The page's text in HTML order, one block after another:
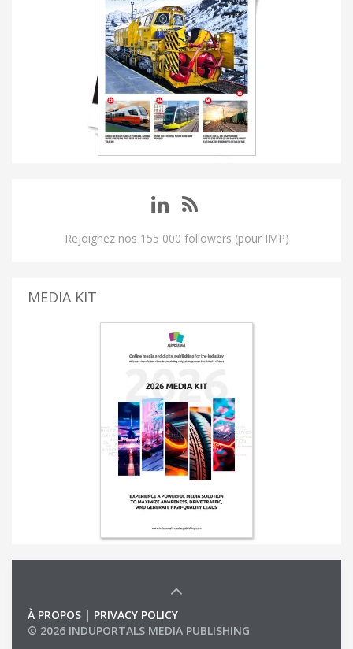
Rejoignez nos 155 000 followers (pour IMP)
MEDIA KIT
À PROPOS | PRIVACY POLICY
© 2026 INDUPORTALS MEDIA PUBLISHING